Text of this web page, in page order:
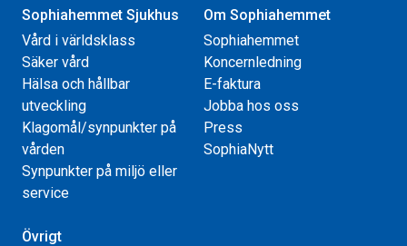
Sophiahemmet Sjukhus
Vård i världsklass
Säker vård
Hälsa och hållbar
utveckling
Klagomål/synpunkter på
vården
Synpunkter på miljö eller
service
Om Sophiahemmet
Sophiahemmet
Koncernledning
E-faktura
Jobba hos oss
Press
SophiaNytt
Övrigt